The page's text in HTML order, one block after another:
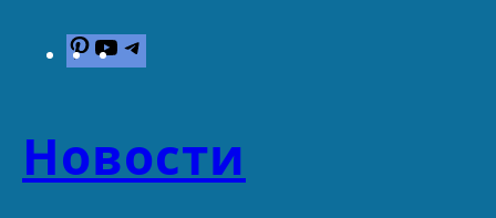
P
i
e
r
Y
o
u
b
e
g
r
Новости